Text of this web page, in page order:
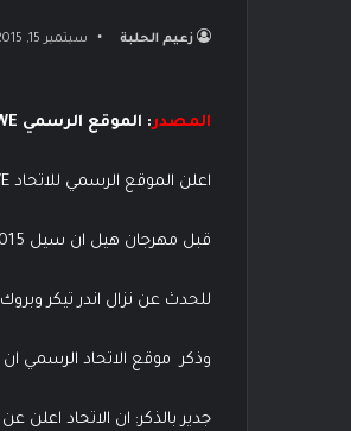
زعيم الحلبة سبتمبر 15, 2015
المصدر: الموقع الرسمي WWE
اعلن الموقع الرسمي للاتحاد WWE عن تواجد اساطير المصارعة الحرة الشهر القادم فى عرض الرو الاخير
قبل مهرجان هيل ان سيل 2015 واعلن الاتحاد وجود الثلاثي شون مايكلز وستيف اوستن وريك فلير
للحدث عن نزال اندر تيكر وبروك
وذكر موقع الاتحاد الرسمي
جدير بالذكر: ان الاتحاد اعلن